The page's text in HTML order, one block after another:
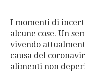
I momenti di
alcune cose. Un
vivendo
causa del
alimenti non